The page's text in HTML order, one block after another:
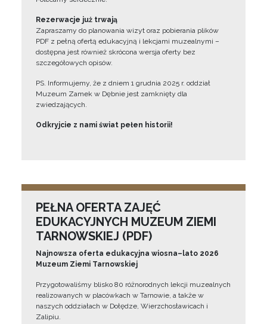
Rezerwacje już trwają
Zapraszamy do planowania wizyt oraz pobierania plików
PDF z pełną ofertą edukacyjną i lekcjami muzealnymi –
dostępna jest również skrócona wersja oferty bez
szczegółowych opisów.
PS. Informujemy, że z dniem 1 grudnia 2025 r. oddział
Muzeum Zamek w Dębnie jest zamknięty dla
zwiedzających.
Odkryjcie z nami świat pełen historii!
PEŁNA OFERTA ZAJĘĆ
EDUKACYJNYCH MUZEUM ZIEMI
TARNOWSKIEJ (PDF)
Najnowsza oferta edukacyjna wiosna–lato 2026
Muzeum Ziemi Tarnowskiej
Przygotowaliśmy blisko 80 różnorodnych lekcji muzealnych
realizowanych w placówkach w Tarnowie, a także w
naszych oddziałach w Dołędze, Wierzchosławicach i
Zalipiu.